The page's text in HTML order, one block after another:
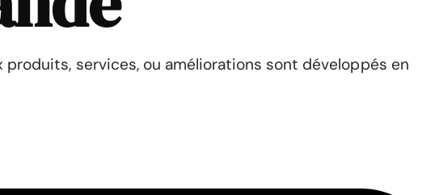
services, ou améliorations sont développés en